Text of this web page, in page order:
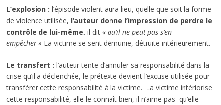
L’explosion : l’épisode violent aura lieu, quelle que soit la forme
de violence utilisée, l’auteur donne l’impression de perdre le
contrôle de lui-même, il dit« qu’il ne peut pas s’en
empêcher » La victime se sent démunie, détruite intérieurement.
Le transfert : l’auteur tente d’annuler sa responsabilité dans la
crise qu’il a déclenchée, le prétexte devient l’excuse utilisée pour
transférer cette responsabilité à la victime. La victime intériorise
cette responsabilité, elle le connaît bien, il n’aime pas qu’elle